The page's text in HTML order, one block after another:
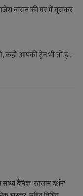
वासन की घर में घुसकर
कहीं आपकी ट्रेन भी तो इ...
सांध्य दैनिक 'रतलाम दर्शन'